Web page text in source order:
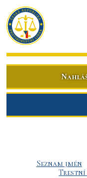
Seznam jmén
Trestní